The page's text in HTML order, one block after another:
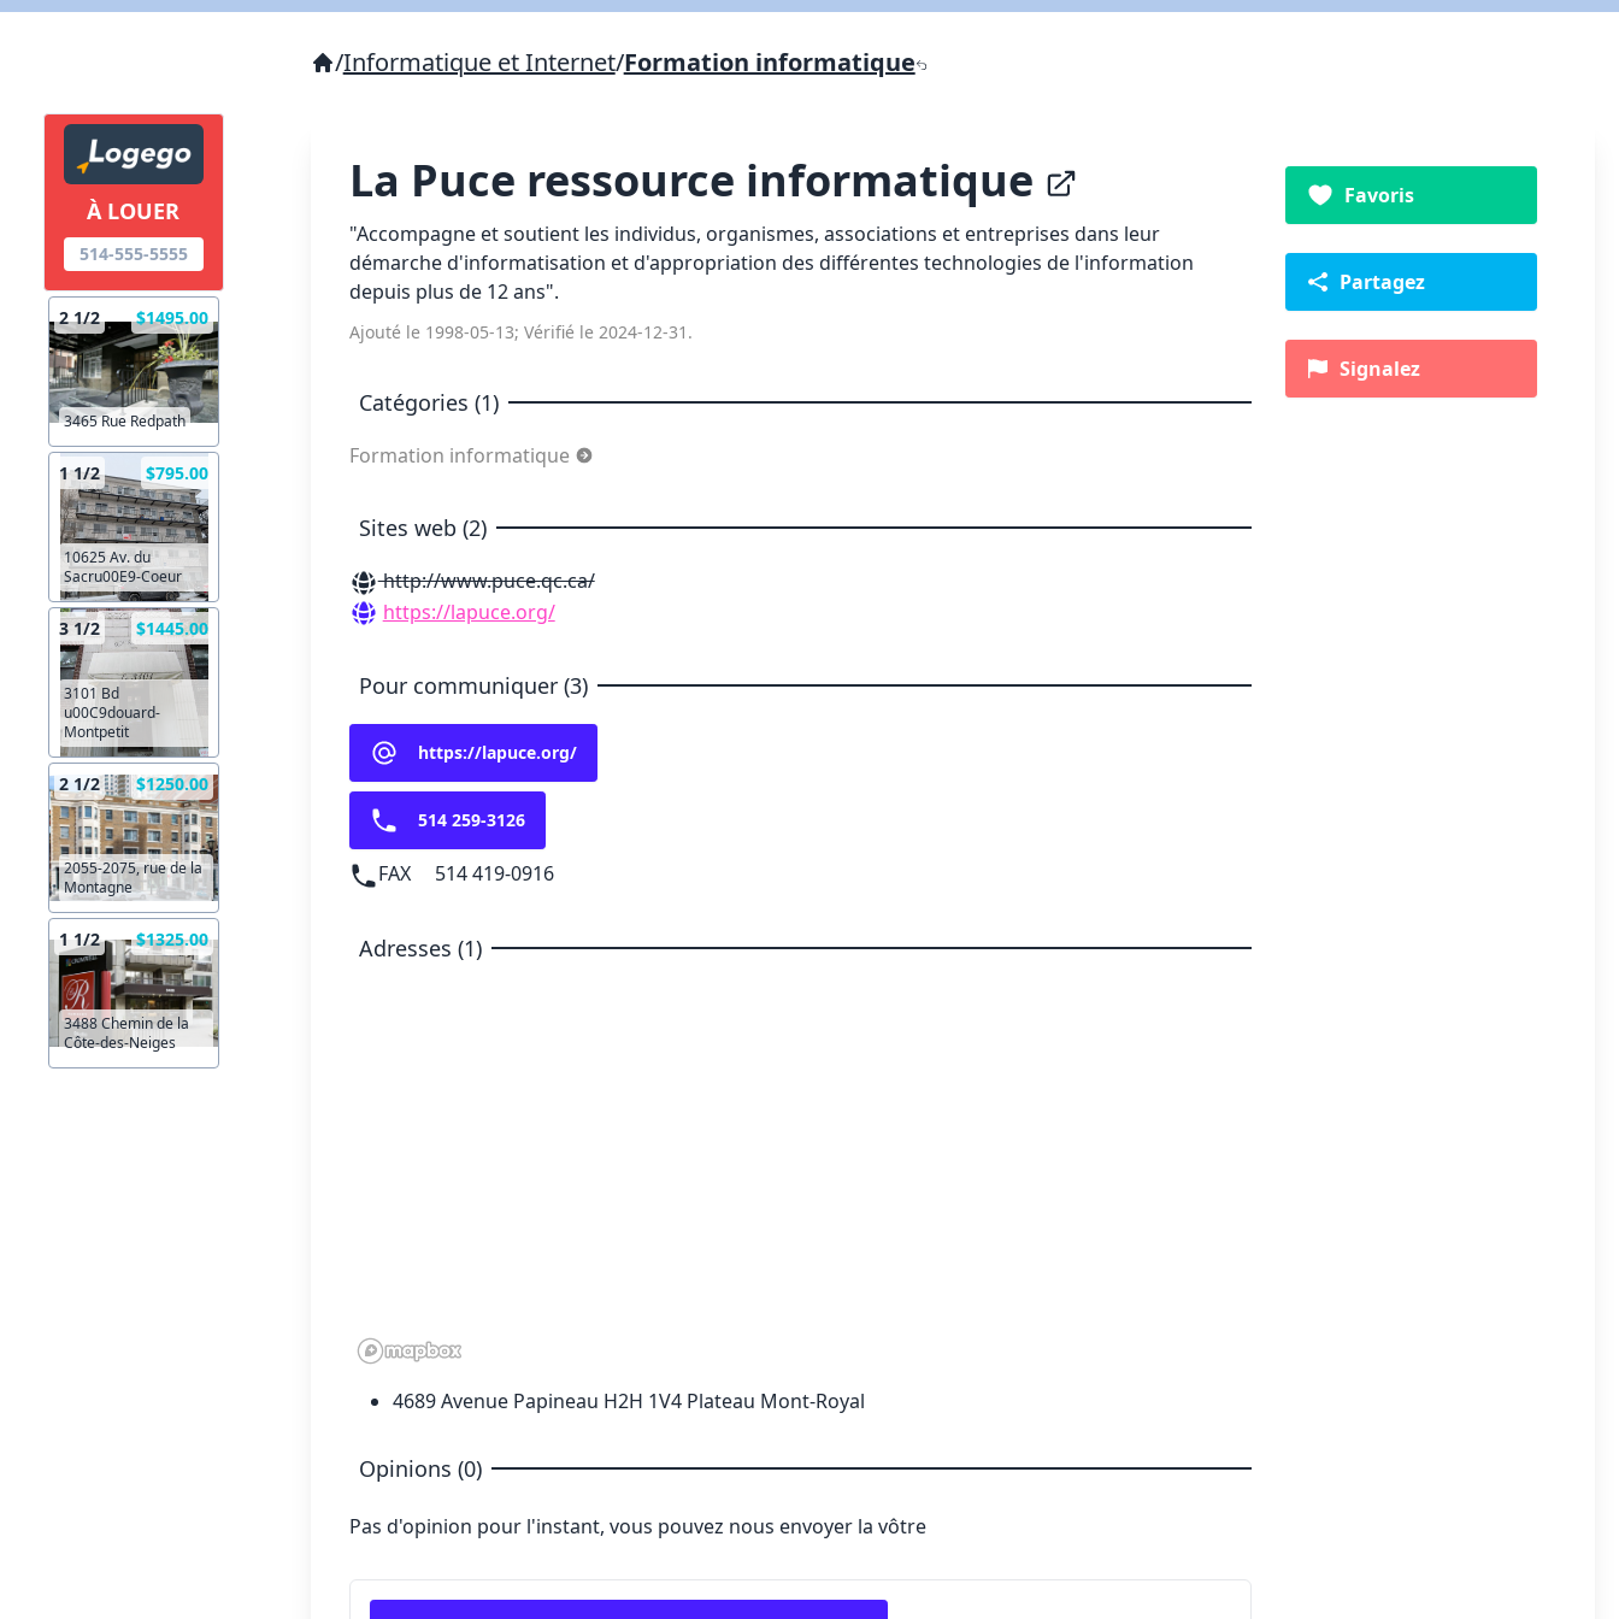
À LOUER
514-555-5555
2 1/2 $1495.00
3465 Rue Redpath
1 1/2 $795.00
10625 Av. du
Sacru00E9-Coeur
3 1/2 $1445.00
3101 Bd
u00C9douard-
Montpetit
2 1/2 $1250.00
2055-2075, rue de la
Montagne
1 1/2 $1325.00
3488 Chemin de la
Côte-des-Neiges
/Informatique et Internet/Formation informatique
La Puce ressource informatique
"Accompagne et soutient les individus, organismes, associations et entreprises dans leur
démarche d'informatisation et d'appropriation des différentes technologies de l'information
depuis plus de 12 ans".
Ajouté le 1998-05-13; Vérifié le 2024-12-31.
Catégories (1)
Formation informatique
Sites web (2)
http://www.puce.qc.ca/
https://lapuce.org/
Pour communiquer (3)
https://lapuce.org/
514 259-3126
FAX 514 419-0916
Adresses (1)
4689 Avenue Papineau H2H 1V4 Plateau Mont-Royal
Opinions (0)
Pas d'opinion pour l'instant, vous pouvez nous envoyer la vôtre
Favoris
Partagez
Signalez
Lien vers inscription (sera inclus dans courriel)